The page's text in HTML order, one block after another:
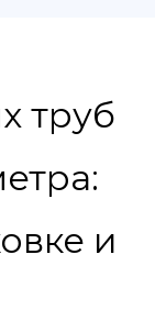
труб
и